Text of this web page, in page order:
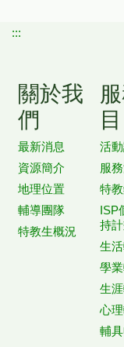
:::
關於我
們
最新消息
資源簡介
地理位置
輔導團隊
特教生概況
目
活
服
特
ISP
持
生
學
生
心
輔